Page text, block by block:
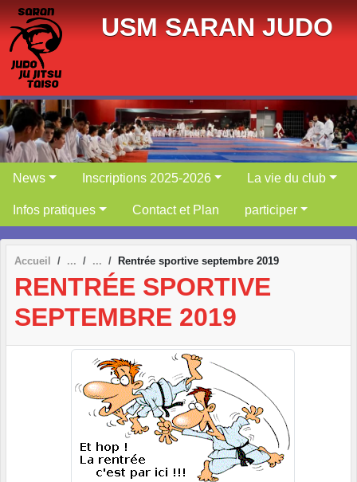
USM SARAN JUDO
News Inscriptions 2025-2026 La vie du club
Infos pratiques Contact et Plan participer
Accueil Rentrée sportive septembre 2019
RENTRÉE SPORTIVE
SEPTEMBRE 2019
Panneau de gestion des cookies